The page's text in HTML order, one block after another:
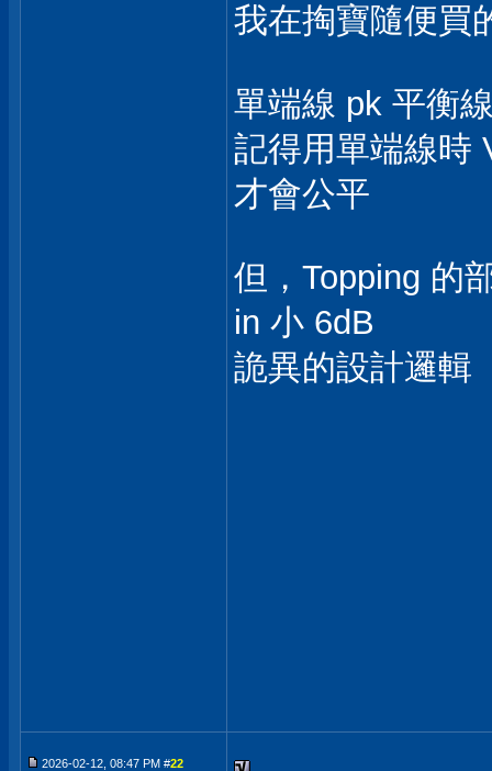
我在掏寶隨便買
單端線 pk 平衡
記得用單端線時
才會公平
但，Topping 的
in 小 6dB
詭異的設計邏輯
2026-02-12, 08:47 PM #22